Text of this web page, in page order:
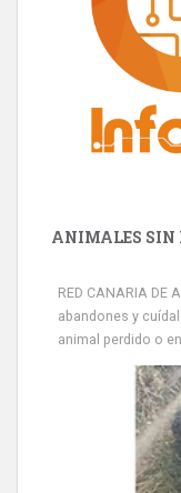
ANIMALES SIN
RED CANARIA DE
abandones y
animal perdido o